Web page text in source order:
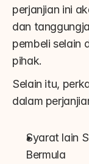
perjanjian ini
dan
pembeli selain
pihak.
Selain itu,
dalam
Syarat lain
Bermula